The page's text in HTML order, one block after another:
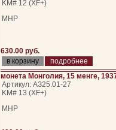
KM# 12 (XF+)
МНР
630.00 руб.
подробнее
монета Монголия, 15 менге,
Артикул: АЗ25.01-27
KM# 13 (XF+)
МНР